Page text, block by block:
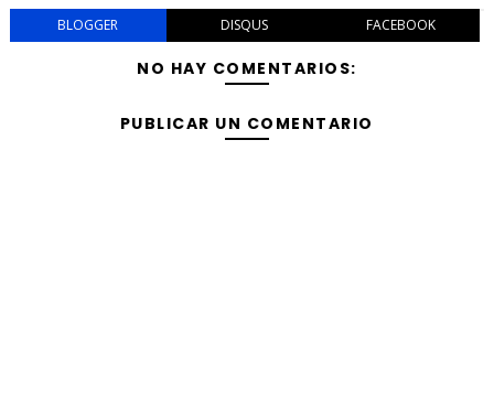
BLOGGER DISQUS FACEBOOK
NO HAY COMENTARIOS:
PUBLICAR UN COMENTARIO